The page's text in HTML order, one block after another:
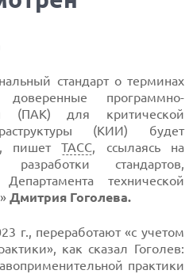
стандарт о терминах
программно-
(ПАК) для критической
(КИИ) будет
пишетТАСС, ссылаясь на
разработки стандартов,
технической
Дмитрия Гоголева.
г., переработают «с учетом
как сказал Гоголев:
практики